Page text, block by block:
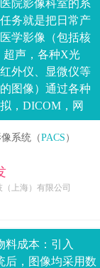
院影像科室的系
务就是把日常产
学影像（包括核
超声，各种X光
外仪、显微仪等
图像）通过各种
，DICOM，网
化的方式海量保
需要的时候在一
系统（PACS ）
上海）有限公司
料成本：引入
后，图像均采用数